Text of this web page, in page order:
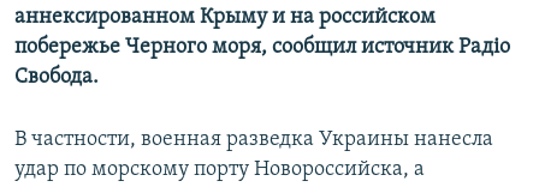
ПОБЕДИТЕЛЕЙ НЕ СУДЯТ?
КРЫМ.НЕПОКОРЕННЫЙ
УКРАИНСКАЯ ПРОБЛЕМА КРЫМА
ПРИСОЕДИНЯЙТЕСЬ!
аннексированном Крыму и на российском
побережье Черного моря, сообщил источник Радіо
Свобода.
В частности, военная разведка Украины нанесла
удар по морскому порту Новороссийска, а